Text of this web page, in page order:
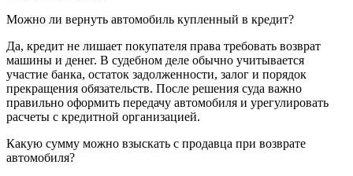
Можно ли вернуть автомобиль купленный в кредит?
Да, кредит не лишает покупателя права требовать возврат
машины и денег. В судебном деле обычно учитывается
участие банка, остаток задолженности, залог и порядок
прекращения обязательств. После решения суда важно
правильно оформить передачу автомобиля и урегулировать
расчеты с кредитной организацией.
Какую сумму можно взыскать с продавца при возврате
автомобиля?